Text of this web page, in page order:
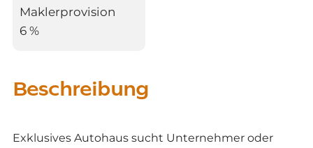
Maklerprovision
6 %
Beschreibung
Exklusives Autohaus sucht Unternehmer oder